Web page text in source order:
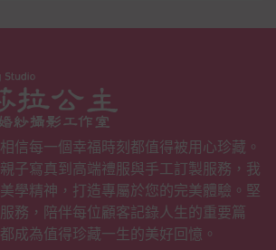
信每一個幸福時刻都值得被用心珍藏。
子寫真到高端禮服與手工訂製服務，我
學精神，打造專屬於您的完美體驗。堅
務，陪伴每位顧客記錄人生的重要篇
成為值得珍藏一生的美好回憶。